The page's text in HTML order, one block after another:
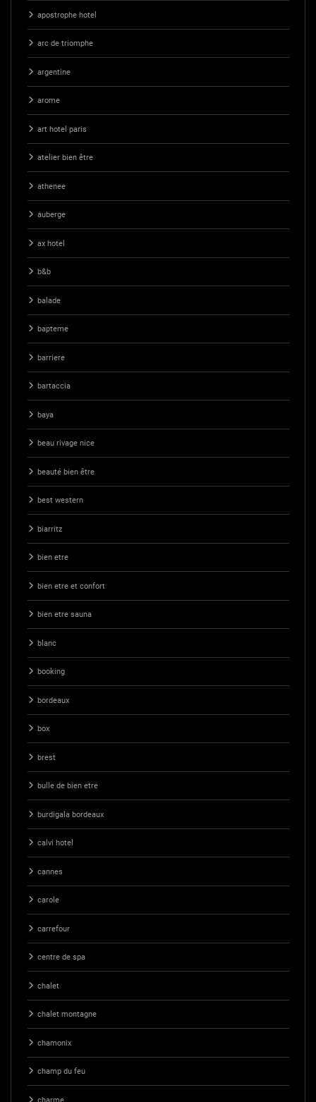
apostrophe hotel
arc de triomphe
argentine
arome
art hotel paris
atelier bien être
athenee
auberge
ax hotel
b&b
balade
bapteme
barriere
bartaccia
baya
beau rivage nice
beauté bien être
best western
biarritz
bien etre
bien etre et confort
bien etre sauna
blanc
booking
bordeaux
box
brest
bulle de bien etre
burdigala bordeaux
calvi hotel
cannes
carole
carrefour
centre de spa
chalet
chalet montagne
chamonix
champ du feu
charme